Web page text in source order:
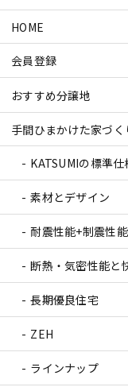
HOME
会員登録
おすすめ分譲地
手間ひまかけた家づく
KATSUMIの標準
素材とデザイン
耐震性能+制震性能
断熱・気密性能と
長期優良住宅
ZEH
ラインナップ